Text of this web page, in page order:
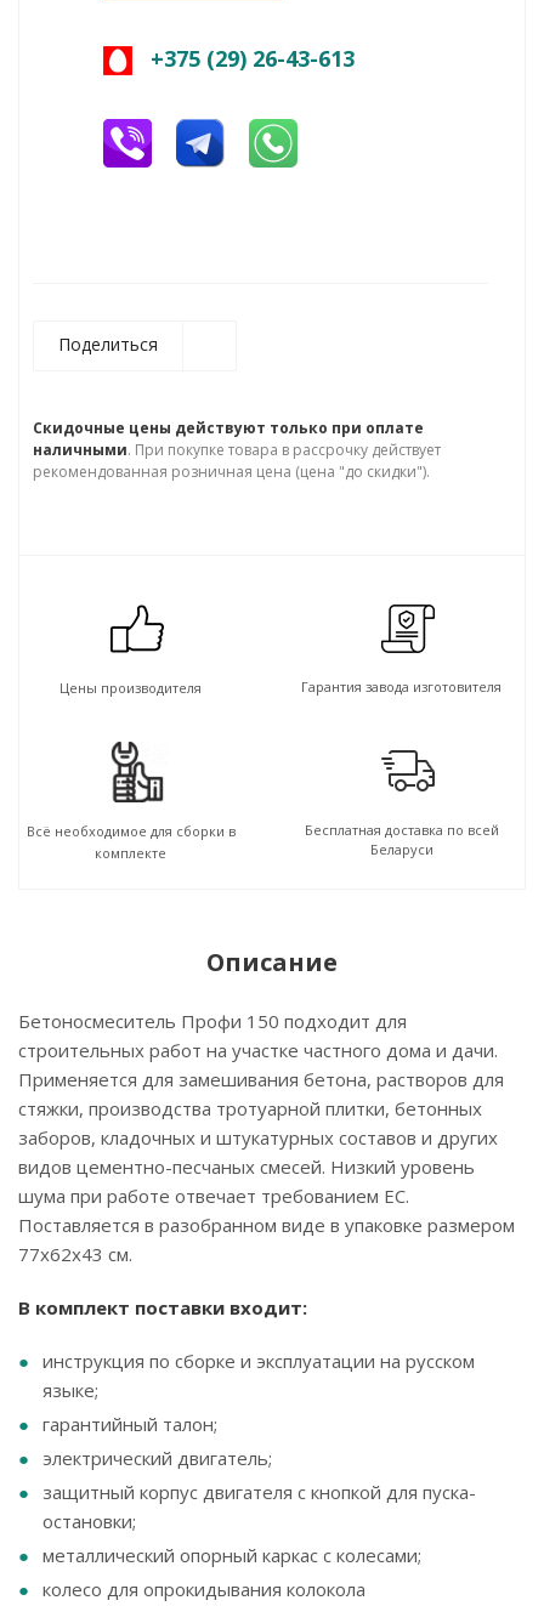
+375 (29) 26-43-613
Поделиться
Скидочные цены действуют только при оплате
наличными. При покупке товара в рассрочку действует
рекомендованная розничная цена (цена "до скидки").
Цены производителя Гарантия завода изготовителя
Всё необходимое для сборки в
комплекте
Бесплатная доставка по всей
Беларуси
Описание
Бетоносмеситель Профи 150 подходит для
строительных работ на участке частного дома и дачи.
Применяется для замешивания бетона, растворов для
стяжки, производства тротуарной плитки, бетонных
заборов, кладочных и штукатурных составов и других
видов цементно-песчаных смесей. Низкий уровень
шума при работе отвечает требованием ЕС.
Поставляется в разобранном виде в упаковке размером
77x62x43 см.
В комплект поставки входит:
инструкция по сборке и эксплуатации на русском
языке;
гарантийный талон;
электрический двигатель;
защитный корпус двигателя с кнопкой для пуска-
остановки;
металлический опорный каркас с колесами;
колесо для опрокидывания колокола